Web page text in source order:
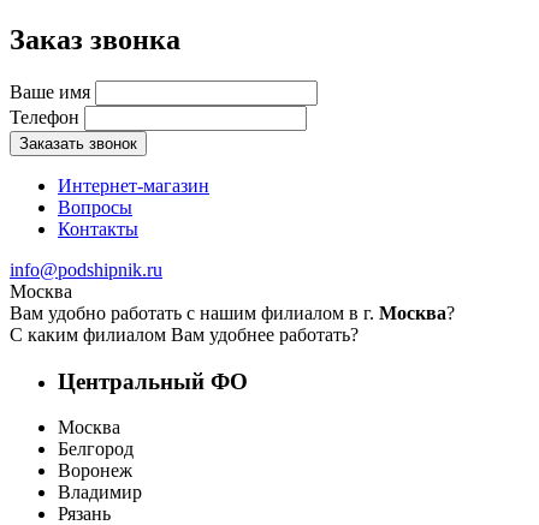
Заказ звонка
Ваше имя
Телефон
Заказать звонок
Интернет-магазин
Вопросы
Контакты
info@podshipnik.ru
Москва
Вам удобно работать с нашим филиалом в г. Москва?
С каким филиалом Вам удобнее работать?
Центральный ФО
Москва
Белгород
Воронеж
Владимир
Рязань